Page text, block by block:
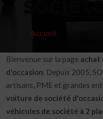
Accueil
Bienvenue sur la page achat
d'occasion. Depuis 2005,
artisans, PME et grandes
voiture de société
véhicules de société à 2